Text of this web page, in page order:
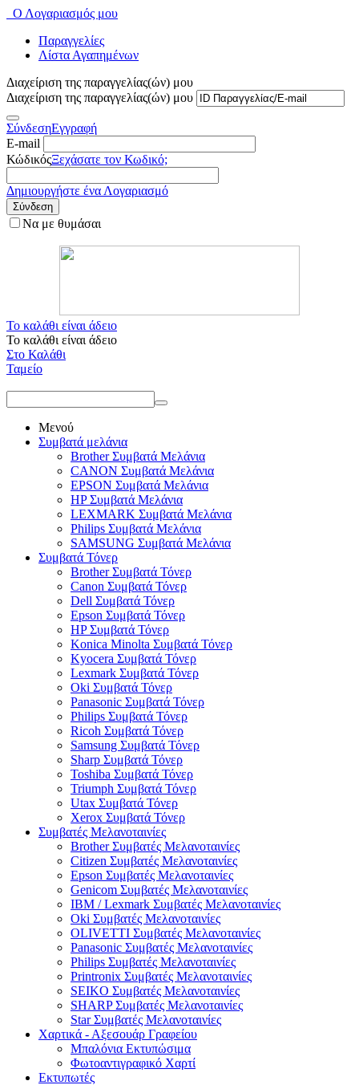
Ο Λογαριασμός μου
Παραγγελίες
Λίστα Αγαπημένων
Διαχείριση της παραγγελίας(ών) μου
Διαχείριση της παραγγελίας(ών) μου
ΣύνδεσηΕγγραφή
E-mail
ΚώδικόςΞεχάσατε τον Κωδικό;
Δημιουργήστε ένα Λογαριασμό
Σύνδεση
Να με θυμάσαι
Το καλάθι είναι άδειο
Το καλάθι είναι άδειο
Στο Καλάθι
Ταμείο
Μενού
Συμβατά μελάνια
Brother Συμβατά Μελάνια
CANON Συμβατά Μελάνια
EPSON Συμβατά Μελάνια
HP Συμβατά Μελάνια
LEXMARK Συμβατά Μελάνια
Philips Συμβατά Μελάνια
SAMSUNG Συμβατά Μελάνια
Συμβατά Τόνερ
Brother Συμβατά Τόνερ
Canon Συμβατά Τόνερ
Dell Συμβατά Τόνερ
Epson Συμβατά Τόνερ
HP Συμβατά Τόνερ
Konica Minolta Συμβατά Τόνερ
Kyocera Συμβατά Τόνερ
Lexmark Συμβατά Τόνερ
Oki Συμβατά Τόνερ
Panasonic Συμβατά Τόνερ
Philips Συμβατά Τόνερ
Ricoh Συμβατά Τόνερ
Samsung Συμβατά Τόνερ
Sharp Συμβατά Τόνερ
Toshiba Συμβατά Τόνερ
Triumph Συμβατά Τόνερ
Utax Συμβατά Τόνερ
Xerox Συμβατά Τόνερ
Συμβατές Μελανοταινίες
Brother Συμβατές Μελανοταινίες
Citizen Συμβατές Μελανοταινίες
Epson Συμβατές Μελανοταινίες
Genicom Συμβατές Μελανοταινίες
IBM / Lexmark Συμβατές Μελανοταινίες
Oki Συμβατές Μελανοταινίες
OLIVETTI Συμβατές Μελανοταινίες
Panasonic Συμβατές Μελανοταινίες
Philips Συμβατές Μελανοταινίες
Printronix Συμβατές Μελανοταινίες
SEIKO Συμβατές Μελανοταινίες
SHARP Συμβατές Μελανοταινίες
Star Συμβατές Μελανοταινίες
Χαρτικά - Αξεσουάρ Γραφείου
Μπαλόνια Εκτυπώσιμα
Φωτοαντιγραφικό Χαρτί
Εκτυπωτές